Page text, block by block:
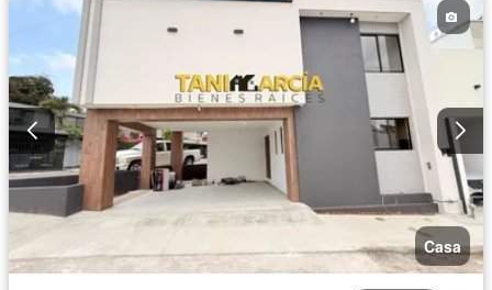
Casa